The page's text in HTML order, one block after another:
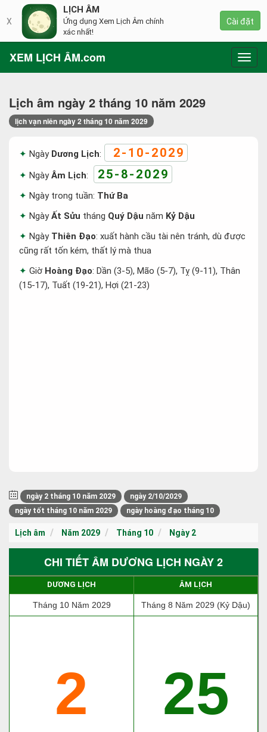
XEM LỊCH ÂM.com
Lịch âm ngày 2 tháng 10 năm 2029
lịch vạn niên ngày 2 tháng 10 năm 2029
Ngày Dương Lịch: 2-10-2029
NgàyÂm Lịch: 25-8-2029
Ngày trong tuần: Thứ Ba
NgàyẤt Sửu tháng Quý Dậu năm Kỷ Dậu
Ngày Thiên Đạo: xuất hành cầu tài nên tránh, dù được
cũng rất tốn kém, thất lý mà thua
Giờ Hoàng Đạo: Dần (3-5), Mão (5-7), Tỵ (9-11), Thân
(15-17), Tuất (19-21), Hợi (21-23)
ngày 2 tháng 10 năm 2029
ngày 2/10/2029
ngày tốt tháng 10 năm 2029
ngày hoàng đạo tháng 10
Lịch âm Năm 2029 Tháng 10 Ngày 2
CHI TIẾT ÂM DƯƠNG LỊCH NGÀY 2
DƯƠNG LỊCH ÂM LỊCH
Tháng 10 Năm 2029 Tháng 8 Năm 2029 (Kỷ Dậu)
2 25
X
LỊCH ÂM
Ứng dụng Xem Lịch Âm chính
xác nhất!
Cài đặt